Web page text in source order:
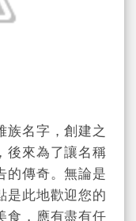
族名字，創建之
後來為了讓名稱
的傳奇。無論是
是此地歡迎您的
食，應有盡有任